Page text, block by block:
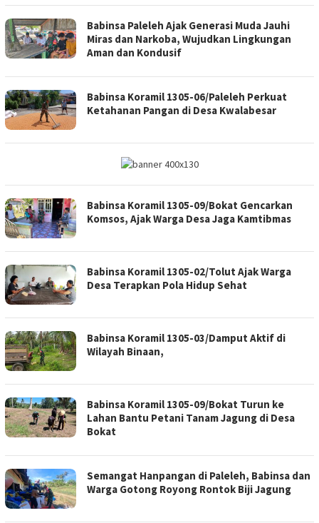
Babinsa Paleleh Ajak Generasi Muda Jauhi
Miras dan Narkoba, Wujudkan Lingkungan
Aman dan Kondusif
Babinsa Koramil 1305-06/Paleleh Perkuat
Ketahanan Pangan di Desa Kwalabesar
Babinsa Koramil 1305-09/Bokat Gencarkan
Komsos, Ajak Warga Desa Jaga Kamtibmas
Babinsa Koramil 1305-02/Tolut Ajak Warga
Desa Terapkan Pola Hidup Sehat
Babinsa Koramil 1305-03/Damput Aktif di
Wilayah Binaan,
Babinsa Koramil 1305-09/Bokat Turun ke
Lahan Bantu Petani Tanam Jagung di Desa
Bokat
Semangat Hanpangan di Paleleh, Babinsa dan
Warga Gotong Royong Rontok Biji Jagung